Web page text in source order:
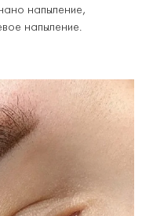
напыление,
напыление.